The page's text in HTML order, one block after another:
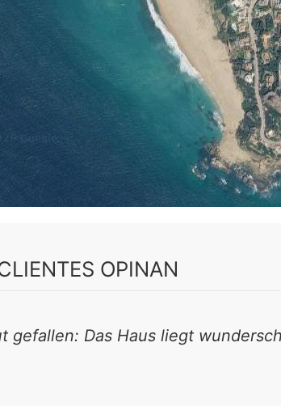
OPINAN
gefallen: Das Haus liegt